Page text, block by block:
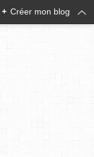
+ Créer mon blog